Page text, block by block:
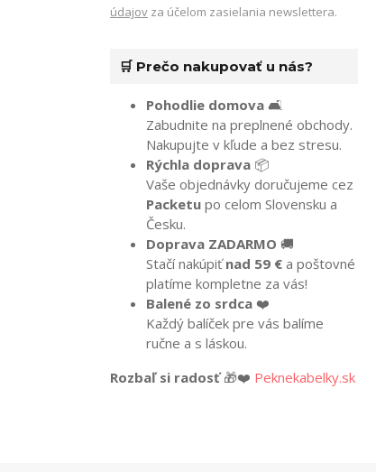
údajov za účelom zasielania newslettera.
🛒 Prečo nakupovať u nás?
Pohodlie domova 🛋️
Zabudnite na preplnené obchody.
Nakupujte v kľude a bez stresu.
Rýchla doprava 📦
Vaše objednávky doručujeme cez
Packetu po celom Slovensku a
Česku.
Doprava ZADARMO 🚚
Stačí nakúpiťnad 59 € a poštovné
platíme kompletne za vás!
Balené zo srdca ❤️
Každý balíček pre vás balíme
ručne a s láskou.
Rozbaľ si radosť🎁❤️ Peknekabelky.sk